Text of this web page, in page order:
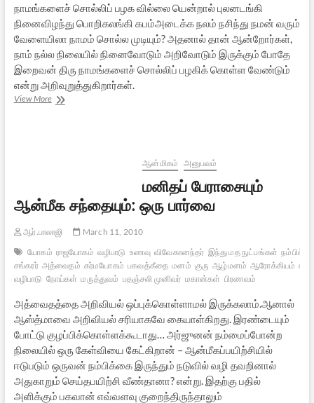
நாமங்களைச் சொல்லிப் பழக வில்லை யென்றால் புலனடங்கி
நினைவிழந்து பொறிகலங்கி கபம்அடைக்க நலம் நசிந்து நமன் வரும்
வேளையிலா நாமம் சொல்ல முடியும்? அதனால் தான் ஆன்றோர்கள்,
நாம் நல்ல நிலையில் நினைவோடும் அறிவோடும் இருக்கும் போதே
இறைவன் திரு நாமங்களைச் சொல்லிப் பழகிக் கொள்ள வேண்டும்
என்று அறிவுறுத்துகிறார்கள்.
View Moreபணிப்பொன்
ஆன்மிகம் அனுபவம்
மனிதப் பேராசையும்
ஆன்மீக சந்தையும்: ஒரு பார்வை
ஆர்.பாலாஜி
March 11, 2010
யோகம் ராஜயோகம் வழிபாடு உணவு விவேகானந்தர் இந்து மத நுட்பங்கள்
சங்கரர் அத்வைதம் கர்மயோகம் பகவத்கீதை மனம் குரு ஆழ்மனம் ஆரோக்கியம்
வழிபாடு நோய்கள் மருத்துவம் பதஞ்சலி முனிவர் மகான்கள் பிரணவம்
அத்வைதத்தை அறிவியல் ஒப்புக்கொள்ளாமல் இருக்கலாம்.ஆனால்
ஆஸ்த்மாவை அறிவியல் சரியாகவே கையாள்கிறது. இரண்டையும்
போட்டு குழப்பிக்கொள்ளக்கூடாது… அர்ஜுனன் நம்மைப்போன்ற
நிலையில் ஒரு கேள்வியை கேட்கிறான் – ஆன்மீகப்பயிற்சியில்
ஈடுபடும் ஒருவன் நம்பிக்கை இருந்தும் நடுவில் வழி தவறினால்
அதுகாறும் செய்தபயிற்சி வீண்தானா? என்று. இதற்கு பதில்
அளிக்கும் பகவான் எவ்வளவு குறைந்திருந்தாலும்